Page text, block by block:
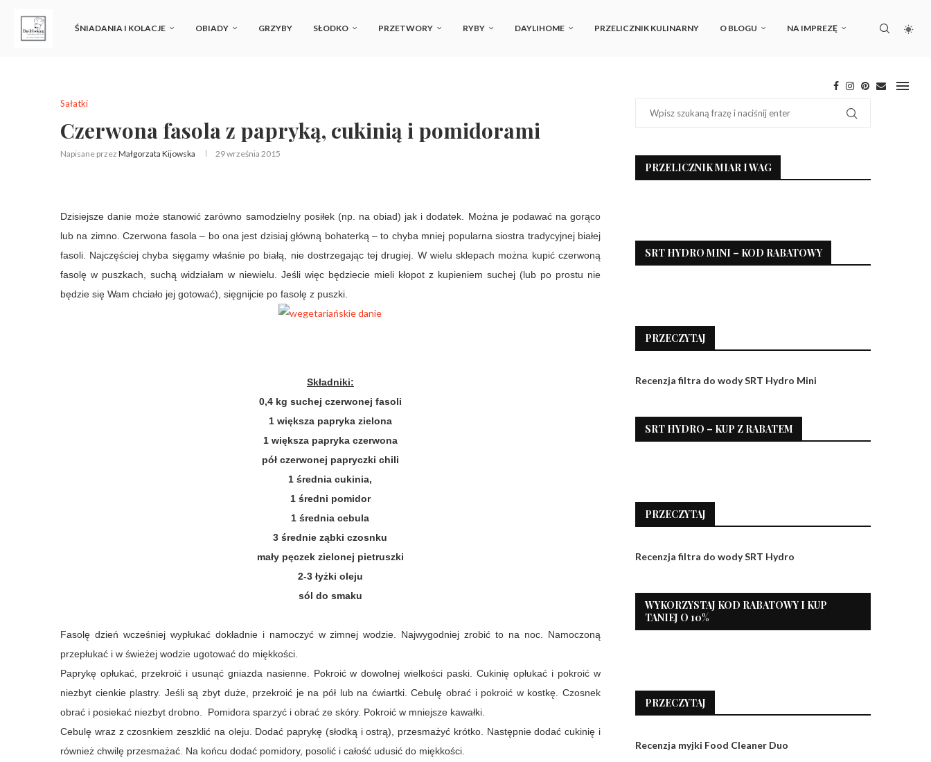
ŚNIADANIA I KOLACJE OBIADY GRZYBY SŁODKO PRZETWORY RYBY DAYLIHOME PRZELICZNIK KULINARNY O BLOGU NA IMPREZĘ
Sałatki
Czerwona fasola z papryką, cukinią i pomidorami
Napisane przez Małgorzata Kijowska 29 września 2015
Dzisiejsze danie może stanowić zarówno samodzielny posiłek (np. na obiad) jak i dodatek. Można je podawać na gorąco
lub na zimno. Czerwona fasola – bo ona jest dzisiaj główną bohaterką – to chyba mniej popularna siostra tradycyjnej białej
fasoli. Najczęściej chyba sięgamy właśnie po białą, nie dostrzegając tej drugiej. W wielu sklepach można kupić czerwoną
fasolę w puszkach, suchą widziałam w niewielu. Jeśli więc będziecie mieli kłopot z kupieniem suchej (lub po prostu nie
będzie się Wam chciało jej gotować), sięgnijcie po fasolę z puszki.
Składniki:
0,4 kg suchej czerwonej fasoli
1 większa papryka zielona
1 większa papryka czerwona
pół czerwonej papryczki chili
1 średnia cukinia,
1 średni pomidor
1 średnia cebula
3 średnie ząbki czosnku
mały pęczek zielonej pietruszki
2-3 łyżki oleju
sól do smaku
Fasolę dzień wcześniej wypłukać dokładnie i namoczyć w zimnej wodzie. Najwygodniej zrobić to na noc. Namoczoną
przepłukać i w świeżej wodzie ugotować do miękkości.
Paprykę opłukać, przekroić i usunąć gniazda nasienne. Pokroić w dowolnej wielkości paski. Cukinię opłukać i pokroić w
niezbyt cienkie plastry. Jeśli są zbyt duże, przekroić je na pół lub na ćwiartki. Cebulę obrać i pokroić w kostkę. Czosnek
obrać i posiekać niezbyt drobno. Pomidora sparzyć i obrać ze skóry. Pokroić w mniejsze kawałki.
Cebulę wraz z czosnkiem zeszklić na oleju. Dodać paprykę (słodką i ostrą), przesmażyć krótko. Następnie dodać cukinię i
również chwilę przesmażać. Na końcu dodać pomidory, posolić i całość udusić do miękkości.
PRZELICZNIK MIAR I WAG
SRT HYDRO MINI – KOD RABATOWY
PRZECZYTAJ
Recenzja filtra do wody SRT Hydro Mini
SRT HYDRO – KUP Z RABATEM
PRZECZYTAJ
Recenzja filtra do wody SRT Hydro
WYKORZYSTAJ KOD RABATOWY I KUP
TANIEJ O 10%
PRZECZYTAJ
Recenzja myjki Food Cleaner Duo